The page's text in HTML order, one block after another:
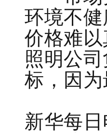
环境不
价格难
照明公
标，因为
新华每